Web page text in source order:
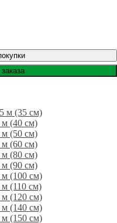
м (35 см)
м (40 см)
м (50 см)
м (60 см)
м (80 см)
м (90 см)
м (100 см)
(110 см)
м (120 см)
м (140 см)
м (150 см)